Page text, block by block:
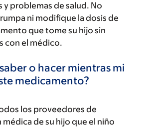
problemas de salud. No
ni modifique la dosis de
que tome su hijo sin
con el médico.
o hacer mientras mi
medicamento?
los proveedores de
de su hijo que el niño